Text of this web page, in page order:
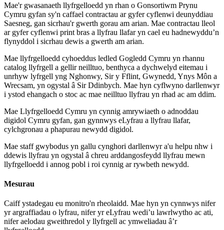
Mae'r gwasanaeth llyfrgelloedd yn rhan o Gonsortiwm Prynu
Cymru gyfan sy'n caffael contractau ar gyfer cyflenwi deunyddiau
Saesneg, gan sicrhau'r gwerth gorau am arian. Mae contractau lleol
ar gyfer cyflenwi print bras a llyfrau llafar yn cael eu hadnewyddu’n
flynyddol i sicrhau dewis a gwerth am arian.
Mae llyfrgelloedd cyhoeddus ledled Gogledd Cymru yn rhannu
catalog llyfrgell a gellir neilltuo, benthyca a dychwelyd eitemau i
unrhyw lyfrgell yng Nghonwy, Sir y Fflint, Gwynedd, Ynys Môn a
Wrecsam, yn ogystal â Sir Ddinbych. Mae hyn cyflwyno darllenwyr
i ystod ehangach o stoc ac mae neilltuo llyfrau yn rhad ac am ddim.
Mae Llyfrgelloedd Cymru yn cynnig amrywiaeth o adnoddau
digidol Cymru gyfan, gan gynnwys eLyfrau a llyfrau llafar,
cylchgronau a phapurau newydd digidol.
Mae staff gwybodus yn gallu cynghori darllenwyr a'u helpu nhw i
ddewis llyfrau yn ogystal â chreu arddangosfeydd llyfrau mewn
llyfrgelloedd i annog pobl i roi cynnig ar rywbeth newydd.
Mesurau
Caiff ystadegau eu monitro'n rheolaidd. Mae hyn yn cynnwys nifer
yr argraffiadau o lyfrau, nifer yr eLyfrau wedi’u lawrlwytho ac ati,
nifer aelodau gweithredol y llyfrgell ac ymweliadau â’r